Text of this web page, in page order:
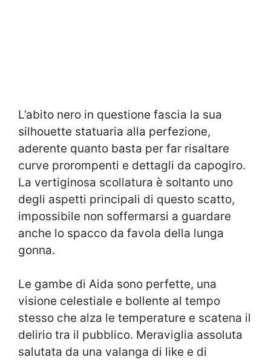
L’abito nero in questione fascia la sua
silhouette statuaria alla perfezione,
aderente quanto basta per far risaltare
curve prorompenti e dettagli da capogiro.
La vertiginosa scollatura è soltanto uno
degli aspetti principali di questo scatto,
impossibile non soffermarsi a guardare
anche lo spacco da favola della lunga
gonna.
Le gambe di Aida sono perfette, una
visione celestiale e bollente al tempo
stesso che alza le temperature e scatena il
delirio tra il pubblico. Meraviglia assoluta
salutata da una valanga di like e di